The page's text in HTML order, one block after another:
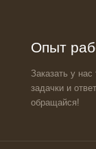
Опыт
Заказать у
задачки и
обращайся!